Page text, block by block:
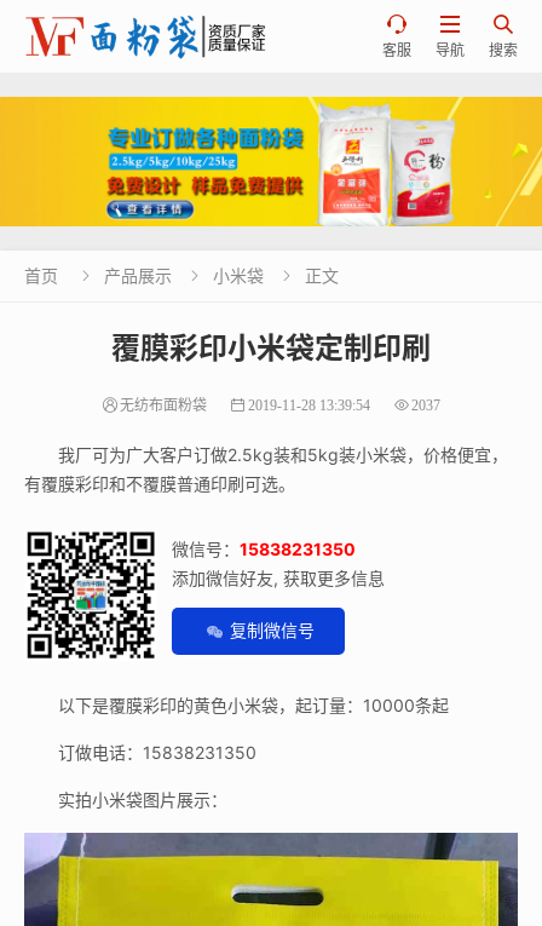

搜索

导航

客服
首页  产品展示  小米袋  正文
覆膜彩印小米袋定制印刷
无纺布面粉袋 2019-11-28 13:39:54 2037
我厂可为广大客户订做2.5kg装和5kg装小米袋，价格便宜，
有覆膜彩印和不覆膜普通印刷可选。
微信号： 15838231350
添加微信好友, 获取更多信息
复制微信号
以下是覆膜彩印的黄色小米袋，起订量：10000条起
订做电话：15838231350
实拍小米袋图片展示：